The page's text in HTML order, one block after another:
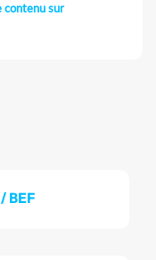
contenu sur
BEF